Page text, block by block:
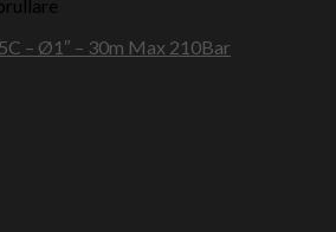
– Ø1″ – 30m Max 210Bar